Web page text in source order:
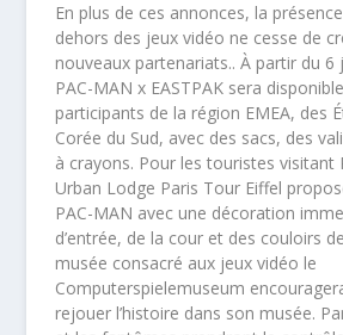
En plus de ces annonces, la
dehors des jeux vidéo ne cesse de
nouveaux partenariats.. À partir du 6
PAC-MAN x EASTPAK sera
participants de la région EMEA, des
Corée du Sud, avec des sacs, des
à crayons. Pour les touristes visitant
Urban Lodge Paris Tour Eiffel
PAC-MAN avec une décoration
d’entrée, de la cour et des couloirs
musée consacré aux jeux vidéo le
Computerspielemuseum
rejouer l’histoire dans son musée.